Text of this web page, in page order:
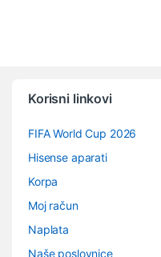
Korisni linkovi
FIFA World Cup 2026
Hisense aparati
Korpa
Moj račun
Naplata
Naše poslovnice